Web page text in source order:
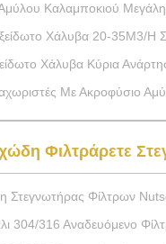
Μεγάλης
35M3/H Σφουγγάρι Αμυλούχο Κεντρίφουγα
Κύρια Ανάρτηση Οδηγούμενος Ακροφύσιο
Με Ακροφύσιο Αμύλου 415V
Φιλτράρετε
Φίλτρων Nutsche Για
Αναδευόμενο Φίλτρο Ξήρανσης